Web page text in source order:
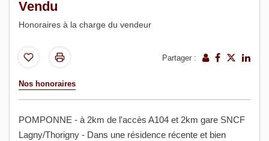
Vendu
Honoraires à la charge du vendeur
Partager :
Nos honoraires
POMPONNE - à 2km de l'accès A104 et 2km gare SNCF
Lagny/Thorigny - Dans une résidence récente et bien